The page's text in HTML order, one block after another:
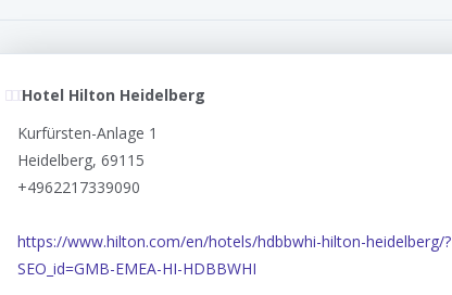
Hotel Hilton Heidelberg
Kurfürsten-Anlage 1
Heidelberg, 69115
+4962217339090
https://www.hilton.com/en/hotels/hdbbwhi-hilton-heidelberg/?
SEO_id=GMB-EMEA-HI-HDBBWHI